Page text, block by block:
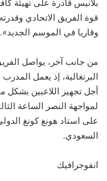
بلانيس قادرة على تهيئة
قوة الفريق الاتحادي
وقاريا في الموسم الجديد».
من جانب آخر، يواصل
البرتغالية، إذ يعمل
أجل تجهيز اللاعبين
على استاد هونغ كونغ
السعودي.
انفوجرافيك